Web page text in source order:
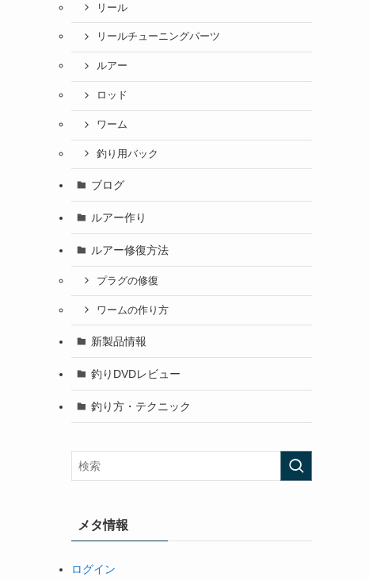
リール
リールチューニングパーツ
ルアー
ロッド
ワーム
釣り用バック
ブログ
ルアー作り
ルアー修復方法
プラグの修復
ワームの作り方
新製品情報
釣りDVDレビュー
釣り方・テクニック
メタ情報
ログイン